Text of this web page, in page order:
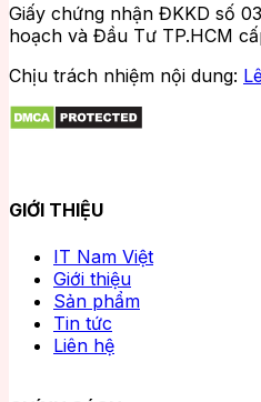
Giấy chứng nhận ĐKKD số
hoạch và Đầu Tư TP.HCM
Chịu trách nhiệm nội dung:
GIỚI THIỆU
IT Nam Việt
Giới thiệu
Sản phẩm
Tin tức
Liên hệ